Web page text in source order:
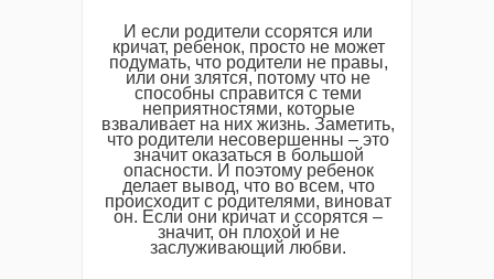
И если родители ссорятся или
кричат, ребенок, просто не может
подумать, что родители не правы,
или они злятся, потому что не
способны справится с теми
неприятностями, которые
взваливает на них жизнь. Заметить,
что родители несовершенны – это
значит оказаться в большой
опасности. И поэтому ребенок
делает вывод, что во всем, что
происходит с родителями, виноват
он. Если они кричат и ссорятся –
значит, он плохой и не
заслуживающий любви.